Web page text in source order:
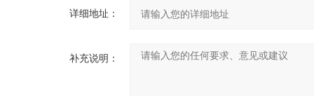
详细地址：
补充说明：